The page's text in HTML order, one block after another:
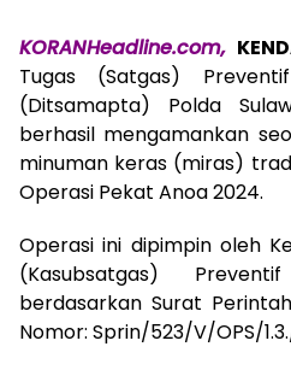
KORANHeadline.com,
Tugas (Satgas)
(Ditsamapta) Polda
berhasil mengamankan
minuman keras (miras)
Operasi Pekat Anoa 2024.
Operasi ini dipimpin oleh
(Kasubsatgas)
berdasarkan Surat
Nomor: Sprin/523/V/OPS/